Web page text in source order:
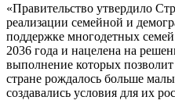
«Правительство утвердило
реализации семейной и
поддержке многодетных
2036 года и нацелена на
выполнение которых
стране рождалось больше
создавались условия для их